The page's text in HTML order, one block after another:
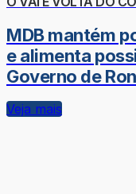
MDB mantém
e alimenta
Governo de
Veja mais